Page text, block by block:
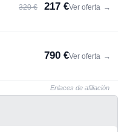
320 € 217 €Ver oferta →
790 €Ver oferta →
Enlaces de afiliación